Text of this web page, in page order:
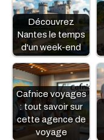
Découvrez
Nantes le temps
d'un week-end
Cafnice voyages
: tout savoir sur
cette agence de
voyage